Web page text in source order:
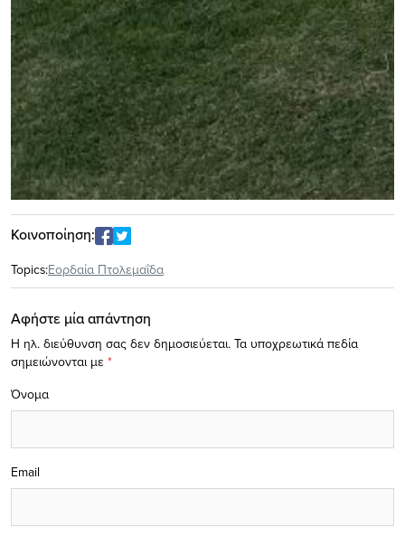
Κοινοποίηση:
Topics:Εορδαία Πτολεμαΐδα
Αφήστε μία απάντηση
Η ηλ. διεύθυνση σας δεν δημοσιεύεται. Τα υποχρεωτικά πεδία
σημειώνονται με *
Όνομα
Email